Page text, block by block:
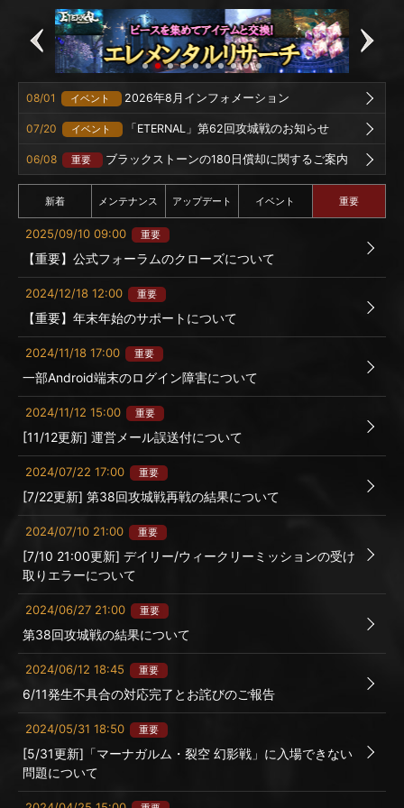
08/01 イベント 2026年8月インフォメーション
07/20 イベント 「ETERNAL」第62回攻城戦のお知らせ
06/08 重要 ブラックストーンの180日償却に関するご案内
新着 メンテナンス アップデート イベント 重要
2025/09/10 09:00 重要
【重要】公式フォーラムのクローズについて
2024/12/18 12:00 重要
【重要】年末年始のサポートについて
2024/11/18 17:00 重要
一部Android端末のログイン障害について
2024/11/12 15:00 重要
[11/12更新] 運営メール誤送付について
2024/07/22 17:00 重要
[7/22更新] 第38回攻城戦再戦の結果について
2024/07/10 21:00 重要
[7/10 21:00更新] デイリー/ウィークリーミッションの受け
取りエラーについて
2024/06/27 21:00 重要
第38回攻城戦の結果について
2024/06/12 18:45 重要
6/11発生不具合の対応完了とお詫びのご報告
2024/05/31 18:50 重要
[5/31更新]「マーナガルム・裂空 幻影戦」に入場できない
問題について